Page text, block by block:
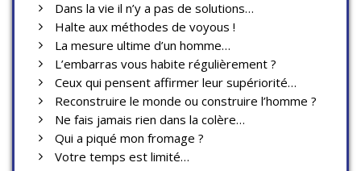
Dans la vie il n’y a pas de solutions…
Halte aux méthodes de voyous !
La mesure ultime d’un homme…
L’embarras vous habite régulièrement ?
Ceux qui pensent affirmer leur supériorité…
Reconstruire le monde ou construire l’homme ?
Ne fais jamais rien dans la colère…
Qui a piqué mon fromage ?
Votre temps est limité…